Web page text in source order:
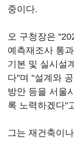
중이다.
오 구청장은
예측재조사 통
기본 및 실시설
다"며 "설계와
방안 등을 서울
록 노력하겠다"
그는 재건축이